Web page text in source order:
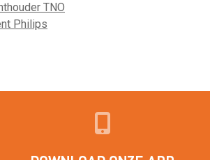
TNO
Philips